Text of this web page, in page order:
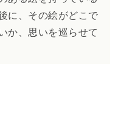
に、その絵がどこで
か、思いを巡らせて